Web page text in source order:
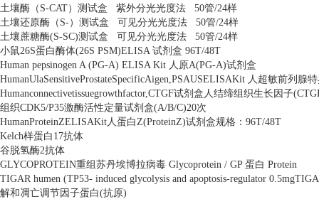
土壤酶（ S-CAT）测试盒 紫外分光光度法 50管/24样
土壤还原酶（ S-）测试盒 可见分光光度法 50管/24样
土壤蔗糖酶(S-SC)测试盒 可见分光光度法 50管/24样
小鼠26S蛋白酶体(26S PSM)ELISA 试剂盒 96T/48T
Human pepsinogen A (PG-A) ELISA Kit 人原A(PG-A)试剂盒
HumanUlaSensitiveProstateSpecificAigen,PSAUSELISAKit 人超敏前列腺
Humanconnectivetissuegrowthfactor,CTGF试剂盒人结缔组织生长因子
组织CDK5/P35激酶活性定量试剂盒(A/B/C)20次
HumanProteinZELISAKit人蛋白Z(ProteinZ)试剂盒规格： 96T/48T
Kelch样蛋白 17抗体
谷脱氢酶2抗体
GLYCOPROTEIN重组苏丹埃博拉病毒 Glycoprotein / GP 蛋白 Protein
TIGAR humen (TP53- induced glycolysis and apoptosis-regulator
解和凋亡调节因子蛋白(抗原)